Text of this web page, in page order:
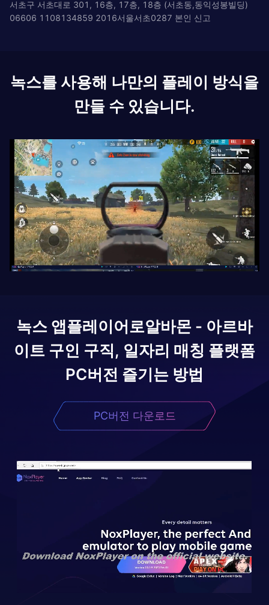
서초구 서초대로 301, 16층, 17층, 18층 (서초동,동익성봉빌딩)
06606 1108134859 2016서울서초0287 본인 신고
녹스를 사용해 나만의 플레이 방식을
만들 수 있습니다.
녹스 앱플레이어로알바몬 - 아르바
이트 구인 구직, 일자리 매칭 플랫폼
PC버전 즐기는 방법
PC버전 다운로드